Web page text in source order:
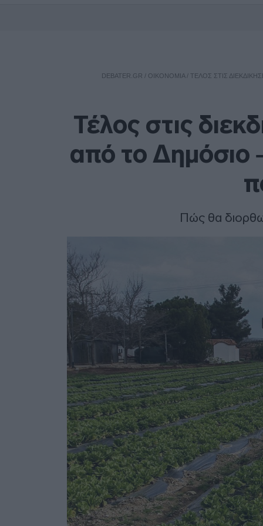
DEBATER.GR / ΟΙΚΟΝΟΜΙΑ/ ΤΈΛΟΣ ΣΤΙΣ
Τέλος στις
από το Δημόσιο
Πώς θα